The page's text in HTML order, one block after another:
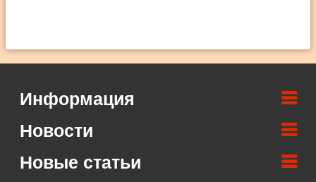
Информация
Новости
Новые статьи